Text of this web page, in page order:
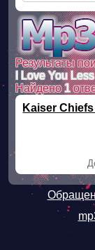
Результаты
I Love You
Найдено1
Kaiser